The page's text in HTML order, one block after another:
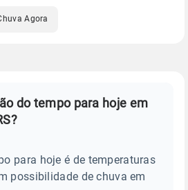
Agora
do tempo para hoje em
para hoje é de temperaturas
possibilidade de chuva em